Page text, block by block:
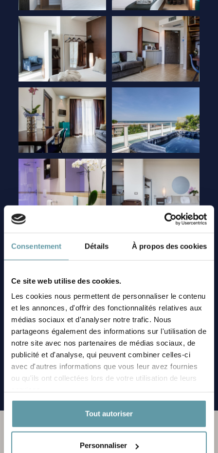
Consentement Détails À propos des cookies
Ce site web utilise des cookies.
Les cookies nous permettent de personnaliser le contenu
et les annonces, d'offrir des fonctionnalités relatives aux
médias sociaux et d'analyser notre trafic. Nous
partageons également des informations sur l'utilisation de
notre site avec nos partenaires de médias sociaux, de
publicité et d'analyse, qui peuvent combiner celles-ci
avec d'autres informations que vous leur avez fournies
ou qu'ils ont collectées lors de votre utilisation de leurs
Tout autoriser
Personnaliser